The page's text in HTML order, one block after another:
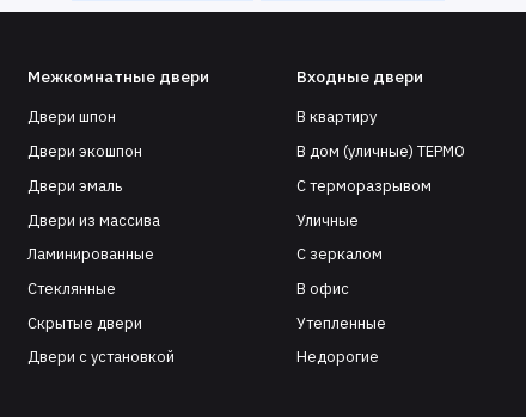
Межкомнатные двери
Двери шпон
Двери экошпон
Двери эмаль
Двери из массива
Ламинированные
Стеклянные
Скрытые двери
Двери с установкой
Входные двери
В квартиру
В дом (уличные) ТЕРМО
С терморазрывом
Уличные
С зеркалом
В офис
Утепленные
Недорогие